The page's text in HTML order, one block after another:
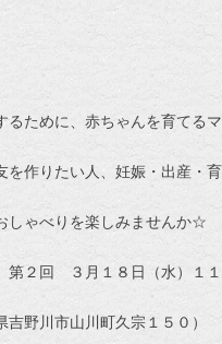
るために、赤ちゃんを育てる
を作りたい人、妊娠・出産・
しゃべりを楽しみませんか☆
２回 ３月１８日（水）１１
野川市山川町久宗１５０）